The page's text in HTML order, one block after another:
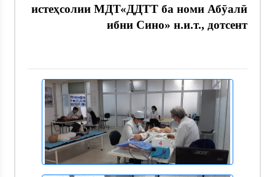
истеҳсолии МДТ«ДДТТ ба номи Абӯалӣ
ибни Сино» н.и.т., дотсент